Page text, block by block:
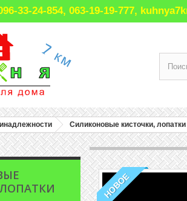
33-24-854, 063-19-19-777,
Силиконовые кисточки, лопатки
НОВОЕ